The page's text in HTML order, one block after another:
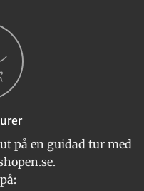
på en guidad tur med